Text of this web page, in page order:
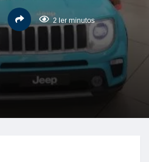
2 ler minutos